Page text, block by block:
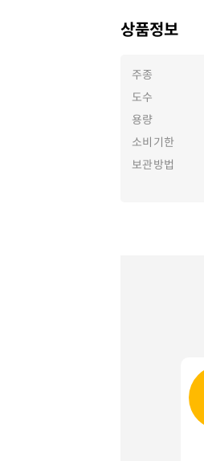
상품정보
주종
도수
용량
소비기한
보관방법